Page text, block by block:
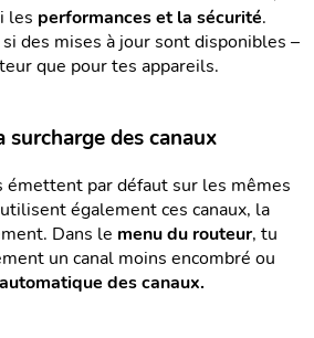
les performances et la sécurité.
des mises à jour sont disponibles –
que pour tes appareils.
des canaux
émettent par défaut sur les mêmes
également ces canaux, la
Dans le menu du routeur, tu
un canal moins encombré ou
des canaux.